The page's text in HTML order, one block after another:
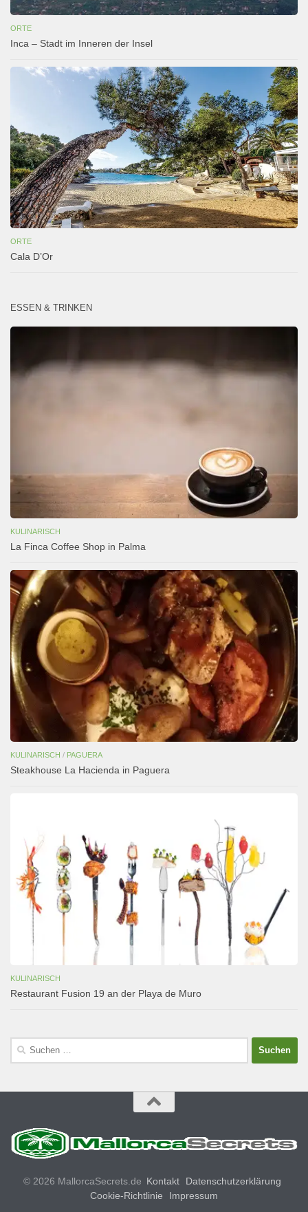
ORTE
Inca – Stadt im Inneren der Insel
ORTE
Cala D’Or
ESSEN & TRINKEN
KULINARISCH
La Finca Coffee Shop in Palma
KULINARISCH / PAGUERA
Steakhouse La Hacienda in Paguera
KULINARISCH
Restaurant Fusion 19 an der Playa de Muro
Suchen
© 2026 MallorcaSecrets.de Kontakt
Datenschutzerklärung
Cookie-Richtlinie
Impressum